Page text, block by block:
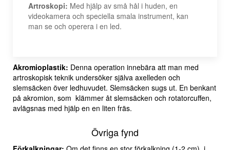
Artroskopi: Med hjälp av små hål i huden, en
videokamera och speciella smala instrument, kan
man se och operera i en led.
Akromioplastik: Denna operation innebära att man med
artroskopisk teknik undersöker själva axelleden och
slemsäcken över ledhuvudet. Slemsäcken sugs ut. En benkant
på akromion, som klämmer åt slemsäcken och rotatorcuffen,
avlägsnas med hjälp en en liten fräs.
Övriga fynd